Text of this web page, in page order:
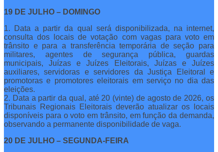
19 DE JULHO – DOMINGO
1. Data a partir da qual será disponibilizada, na internet,
consulta dos locais de votação com vagas para voto em
trânsito e para a transferência temporária de seção para
militares, agentes de segurança pública, guardas
municipais, Juízas e Juízes Eleitorais, Juízas e Juízes
auxiliares, servidoras e servidores da Justiça Eleitoral e
promotoras e promotores eleitorais em serviço no dia das
eleições.
2. Data a partir da qual, até 20 (vinte) de agosto de 2026, os
Tribunais Regionais Eleitorais deverão atualizar os locais
disponíveis para o voto em trânsito, em função da demanda,
observando a permanente disponibilidade de vaga.
20 DE JULHO – SEGUNDA-FEIRA